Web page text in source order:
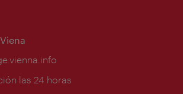
las 24 horas